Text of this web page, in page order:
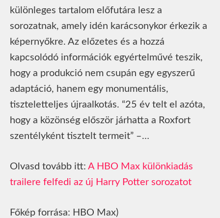
különleges tartalom előfutára lesz a
sorozatnak, amely idén karácsonykor érkezik a
képernyőkre. Az előzetes és a hozzá
kapcsolódó információk egyértelművé teszik,
hogy a produkció nem csupán egy egyszerű
adaptáció, hanem egy monumentális,
tiszteletteljes újraalkotás. “25 év telt el azóta,
hogy a közönség először járhatta a Roxfort
szentélyként tisztelt termeit” –…
Olvasd tovább itt: A HBO Max különkiadás
trailere felfedi az új Harry Potter sorozatot
Főkép forrása: HBO Max)